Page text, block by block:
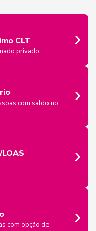
CLT
privado ›
com saldo no
›
›
com opção de
›